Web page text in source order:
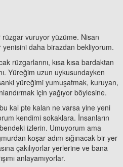
rüzgar vuruyor yüzüme. Nisan
yenisini daha birazdan bekliyorum.
rüzgarlarını, kısa kısa bardaktan
Yüreğim uzun uykusundayken
yüreğimi yumuşatmak, kuruyan,
için yağıyor böylesine.
kal pte kalan ne varsa yine yeni
kendimi sokaklara. İnsanların
izlerin. Umuyorum ama
koşar adım sığınacak bir yer
çakılıyorlar yerlerine ve bana
anlayamıyorlar.